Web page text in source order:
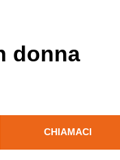
donna
CHIAMACI